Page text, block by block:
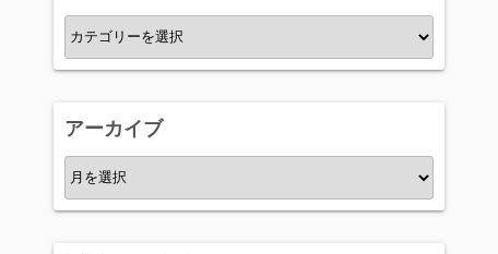
カ
テ
ー
アーカイブ
ア
ー